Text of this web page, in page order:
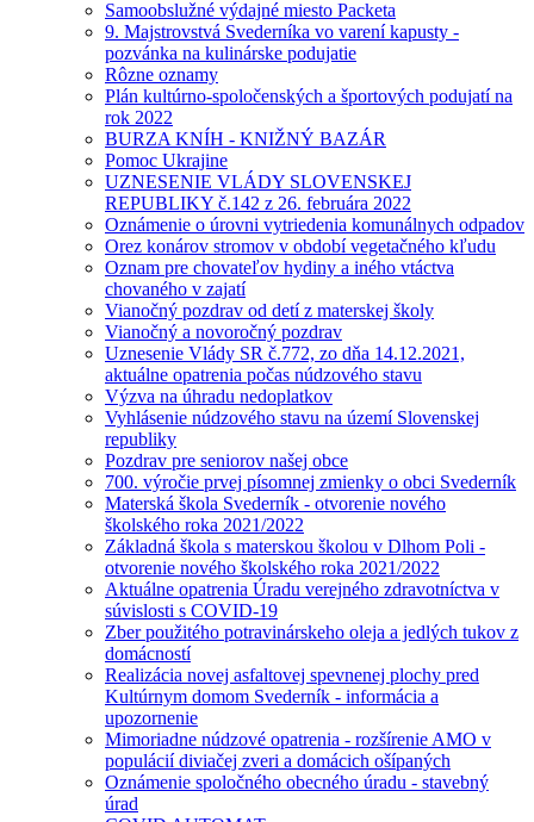
Samoobslužné výdajné miesto Packeta
9. Majstrovstvá Svederníka vo varení kapusty -
pozvánka na kulinárske podujatie
Rôzne oznamy
Plán kultúrno-spoločenských a športových podujatí na
rok 2022
BURZA KNÍH - KNIŽNÝ BAZÁR
Pomoc Ukrajine
UZNESENIE VLÁDY SLOVENSKEJ
REPUBLIKY č.142 z 26. februára 2022
Oznámenie o úrovni vytriedenia komunálnych odpadov
Orez konárov stromov v období vegetačného kľudu
Oznam pre chovateľov hydiny a iného vtáctva
chovaného v zajatí
Vianočný pozdrav od detí z materskej školy
Vianočný a novoročný pozdrav
Uznesenie Vlády SR č.772, zo dňa 14.12.2021,
aktuálne opatrenia počas núdzového stavu
Výzva na úhradu nedoplatkov
Vyhlásenie núdzového stavu na území Slovenskej
republiky
Pozdrav pre seniorov našej obce
700. výročie prvej písomnej zmienky o obci Svederník
Materská škola Svederník - otvorenie nového
školského roka 2021/2022
Základná škola s materskou školou v Dlhom Poli -
otvorenie nového školského roka 2021/2022
Aktuálne opatrenia Úradu verejného zdravotníctva v
súvislosti s COVID-19
Zber použitého potravinárskeho oleja a jedlých tukov z
domácností
Realizácia novej asfaltovej spevnenej plochy pred
Kultúrnym domom Svederník - informácia a
upozornenie
Mimoriadne núdzové opatrenia - rozšírenie AMO v
populácií diviačej zveri a domácich ošípaných
Oznámenie spoločného obecného úradu - stavebný
úrad